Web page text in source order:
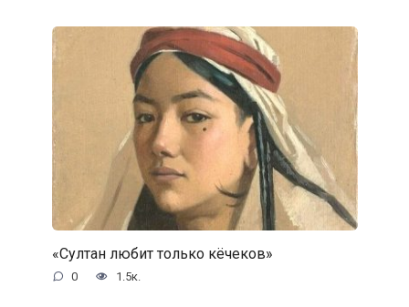
«Султан любит только кёчеков»
0 1.5к.